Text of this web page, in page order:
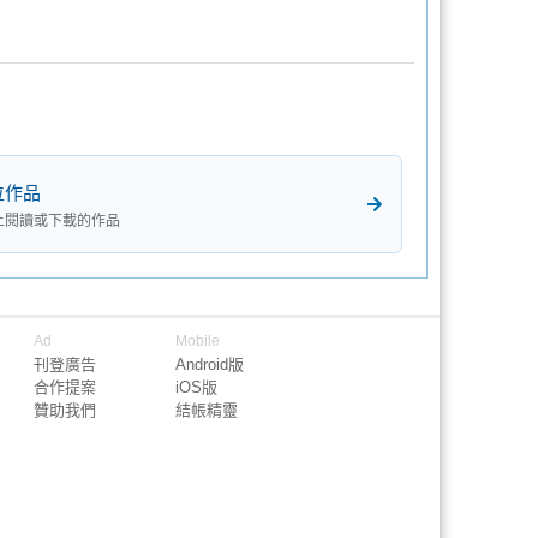
作品
閱讀或下載的作品
Ad
刊登廣告
合作提案
贊助我們
Mobile
Android版
iOS版
結帳精靈